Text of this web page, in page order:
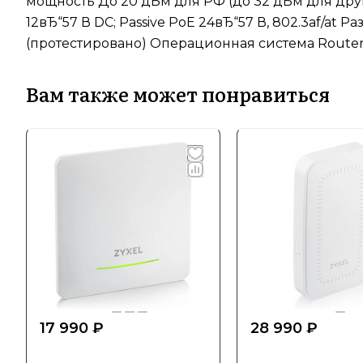
12вЂ“57 В DC; Passive PoE 24вЂ“57 В, 802.3af/at
(протестировано) Операционная система
Вам также может понравиться
17 990 ₽ 28 990 ₽